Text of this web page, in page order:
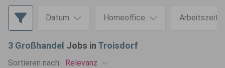
Datum Homeoffice Arbeitszeit
3 Großhandel Jobs in Troisdorf
Sortieren nach: Relevanz